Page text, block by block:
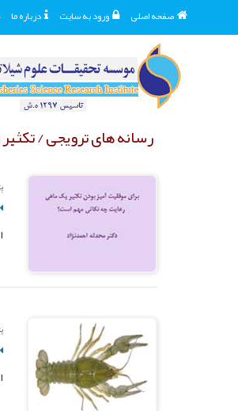
صفحه اصلی ورود به سایت درباره ما
رسانه های ترویجی /